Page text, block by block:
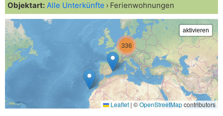
Objektart: Alle Unterkünfte Ferienwohnungen
336
Leaflet | ©OpenStreetMapcontributors